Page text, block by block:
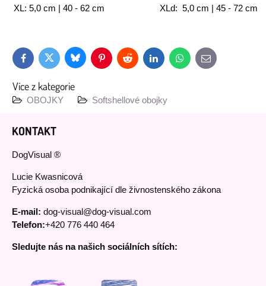
XL: 5,0 cm | 40 - 62 cm
XLd: 5,0 cm | 45 - 72 cm
FacebookTwitter BlueskyPinterestReddit LinkedInWhatsApp
E-
mail
Více z kategorie
OBOJKY Softshellové obojky
KONTAKT
DogVisual ®
Lucie Kwasnicová
Fyzická osoba podnikající dle živnostenského zákona
E-mail: dog-visual@dog-visual.com
Telefon:+420 776 440 464
Sledujte nás na našich sociálních sítích: